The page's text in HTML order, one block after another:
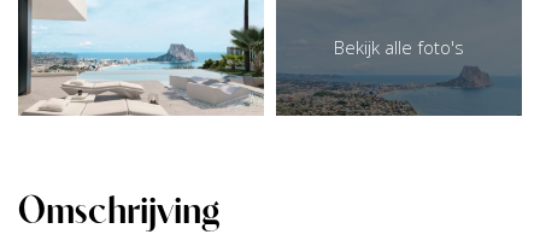
Bekijk alle foto's
Omschrijving